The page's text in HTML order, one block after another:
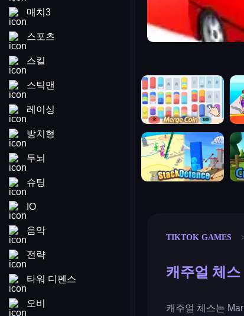
매치3
스포츠
스킬
스틱맨
레이싱
방치형
두뇌
슈팅
IO
음악
전략
타워 디펜스
오비
merge coin fat
stack defence
TIKTOK GAMES
캐주얼 체스
캐주얼 체스는